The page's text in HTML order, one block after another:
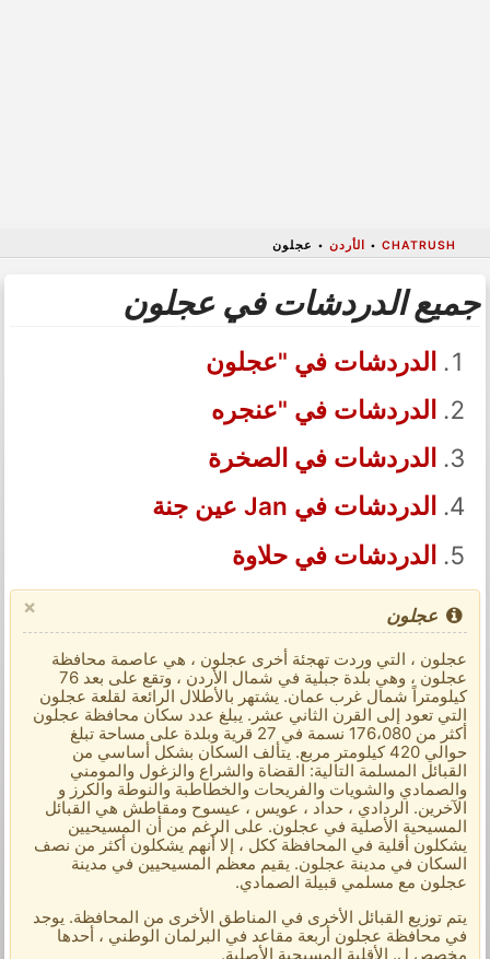
CHATRUSH
• الأردن • عجلون
جميع الدردشات في عجلون
الدردشات في "عجلون
الدردشات في "عنجره
الدردشات في الصخرة
الدردشات في Jan عين جنة
الدردشات في حلاوة
× عجلون
عجلون ، التي وردت تهجئة أخرى عجلون ، هي عاصمة محافظة
عجلون ، وهي بلدة جبلية في شمال الأردن ، وتقع على بعد 76
كيلومتراً شمال غرب عمان. يشتهر بالأطلال الرائعة لقلعة عجلون
التي تعود إلى القرن الثاني عشر. يبلغ عدد سكان محافظة عجلون
أكثر من 176،080 نسمة في 27 قرية وبلدة على مساحة تبلغ
حوالي 420 كيلومتر مربع. يتألف السكان بشكل أساسي من
القبائل المسلمة التالية: القضاة والشراع والزغول والمومني
والصمادي والشويات والفريحات والخطاطبة والنوطة والكرز و
الآخرين. الردادي ، حداد ، عويس ، عيسوح ومقاطش هي القبائل
المسيحية الأصلية في عجلون. على الرغم من أن المسيحيين
يشكلون أقلية في المحافظة ككل ، إلا أنهم يشكلون أكثر من نصف
السكان في مدينة عجلون. يقيم معظم المسيحيين في مدينة
عجلون مع مسلمي قبيلة الصمادي.
يتم توزيع القبائل الأخرى في المناطق الأخرى من المحافظة. يوجد
في محافظة عجلون أربعة مقاعد في البرلمان الوطني ، أحدها
مخصص ل. الأقلية المسيحية الأصلية.